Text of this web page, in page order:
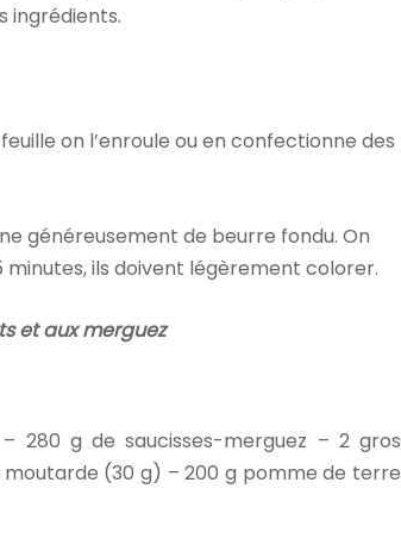
ingrédients.
on l’enroule ou en confectionne des
généreusement de beurre fondu. On
ils doivent légèrement colorer.
et aux merguez
280 g de saucisses-merguez – 2 gros
(30 g) – 200 g pomme de terre